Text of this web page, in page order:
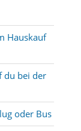
Hauskauf
du bei der
oder Bus